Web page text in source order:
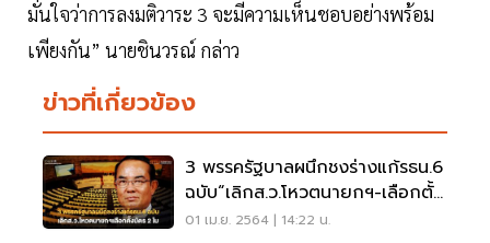
มั่นใจว่าการลงมติวาระ 3 จะมีความเห็นชอบอย่างพร้อม
เพียงกัน” นายชินวรณ์ กล่าว
ข่าวที่เกี่ยวข้อง
3 พรรครัฐบาลผนึกชงร่างแก้รธน.6
ฉบับ“เลิกส.ว.โหวตนายกฯ-เลือกตั้ง
บัตร 2 ใบ
01 เม.ย. 2564 | 14:22 น.